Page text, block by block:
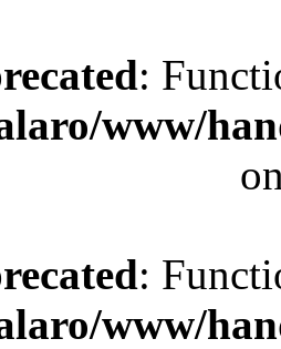
:
www/
:
www/